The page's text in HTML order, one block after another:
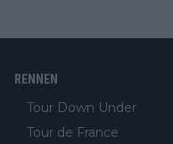
RENNEN
Tour Down Under
Tour de France